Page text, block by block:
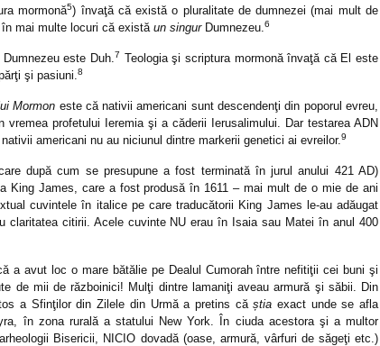
mormonă5) învaţă că există o pluralitate de dumnezei (mai mult de
în mai multe locuri că există un singurDumnezeu.6
este Duh.7 Teologia şi scriptura mormonă învaţă că El este
şi pasiuni.8
Mormon este că nativii americani sunt descendenţi din poporul evreu,
profetului Ieremia şi a căderii Ierusalimului. Dar testarea ADN
americani nu au niciunul dintre markerii genetici ai evreilor.9
după cum se presupune a fost terminată în jurul anului 421 AD)
King James, care a fost produsă în 1611 – mai mult de o mie de ani
cuvintele în italice pe care traducătorii King James le-au adăugat
claritatea citirii. Acele cuvinte NU erau în Isaia sau Matei în anul 400
a avut loc o mare bătălie pe Dealul Cumorah între nefitiţii cei buni şi
de mii de războinici! Mulţi dintre lamaniţi aveau armură şi săbii. Din
a Sfinţilor din Zilele din Urmă a pretins căștia exact unde se afla
în zona rurală a statului New York. În ciuda acestora şi a multor
Bisericii, NICIO dovadă (oase, armură, vârfuri de săgeţi etc.)